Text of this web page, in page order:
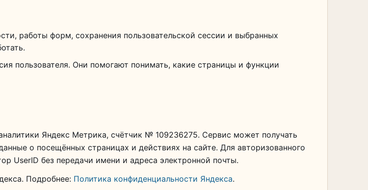
работы форм, сохранения пользовательской сессии и выбранных
пользователя. Они помогают понимать, какие страницы и функции
Яндекс Метрика, счётчик № 109236275. Сервис может получать
о посещённых страницах и действиях на сайте. Для авторизованного
UserID без передачи имени и адреса электронной почты.
Подробнее: Политика конфиденциальности Яндекса.